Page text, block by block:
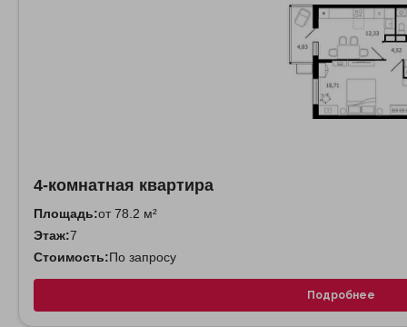
4-комнатная квартира
Площадь:от 78.2 м²
Этаж:7
Стоимость:По запросу
Подробнее